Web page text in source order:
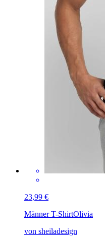
23,99 €
Männer T-ShirtOlivia
von sheiladesign